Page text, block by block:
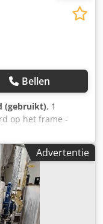
Bellen
(gebruikt), 1
op het frame -
ongeveer : 40 m²
: 10,0 bar
bij NW ca. :
: 1994
Advertentie